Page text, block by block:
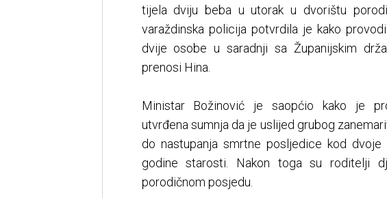
tijela dviju beba u utorak u dvorištu
varaždinska policija potvrdila je kako
dvije osobe u saradnji sa Županijskim
prenosi Hina.
Ministar Božinović je saopćio kako je
utvrđena sumnja da je uslijed grubog
do nastupanja smrtne posljedice kod
godine starosti. Nakon toga su roditelji
porodičnom posjedu.